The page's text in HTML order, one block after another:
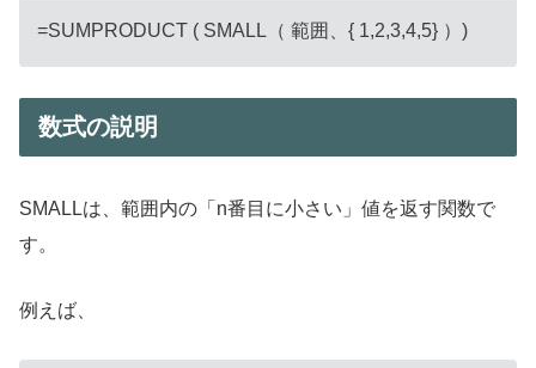
=SUMPRODUCT ( SMALL（ 範囲、{ 1,2,3,4,5} ）)
数式の説明
SMALLは、範囲内の「n番目に小さい」値を返す関数で
す。
例えば、